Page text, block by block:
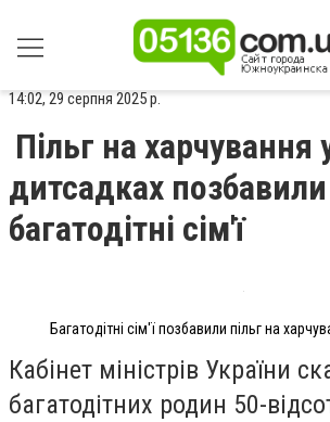
14:02, 29 серпня 2025 р.
Пільг на харчування
дитсадках позбавили
багатодітні сім'ї
Багатодітні сім'ї позбавили пільг на
Кабінет міністрів України
багатодітних родин 50-